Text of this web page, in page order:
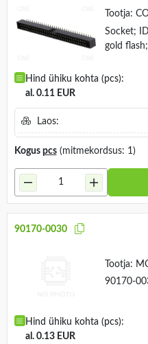
Tootja:
Socket;
gold
Hind ühiku kohta (pcs):
al. 0.11 EUR
Laos:
Kogus pcs(mitmekordsus: 1)
90170-0030
Tootja:
90170-
Hind ühiku kohta (pcs):
al. 0.13 EUR